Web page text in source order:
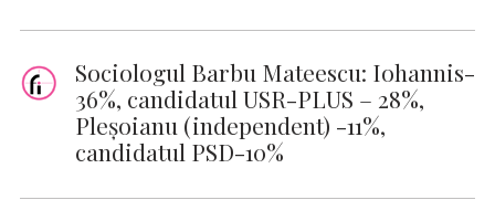
Sociologul Barbu Mateescu: Iohannis-
36%, candidatul USR-PLUS – 28%,
Pleşoianu (independent) -11%,
candidatul PSD-10%